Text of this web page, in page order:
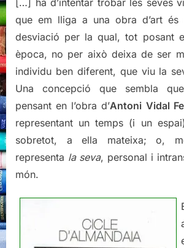
[…] ha d’intentar trobar les seves
que em lliga a una obra d’art és
desviació per la qual, tot posant
època, no per això deixa de ser
individu ben diferent, que viu la
Una concepció que sembla
pensant en l’obra d’Antoni Vidal
representant un temps (i un
sobretot, a ella mateixa; o,
representa la seva, personal i
món.